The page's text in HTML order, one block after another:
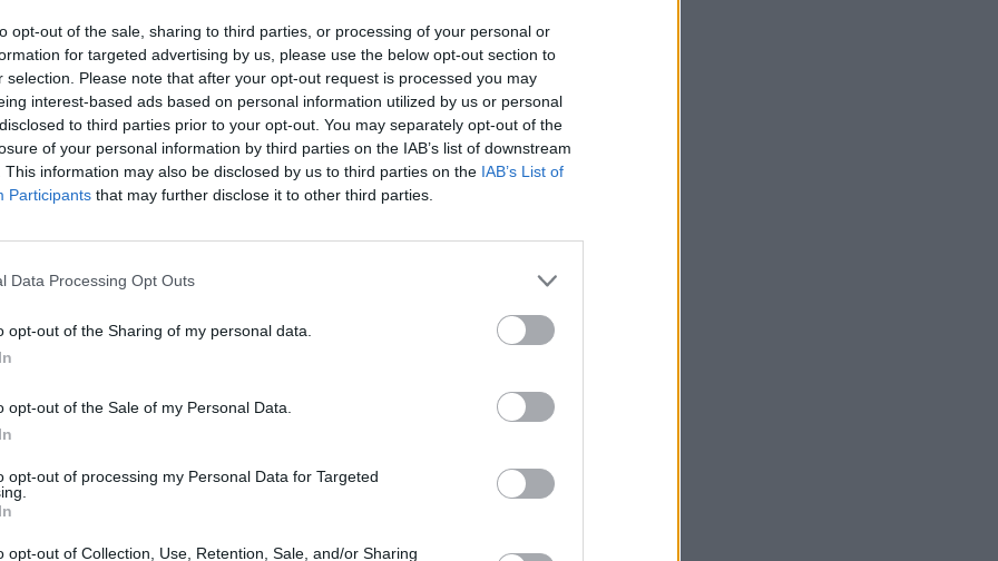
opt-out of the sale, sharing to third parties, or processing of your personal or
for targeted advertising by us, please use the below opt-out section to
selection. Please note that after your opt-out request is processed you may
interest-based ads based on personal information utilized by us or personal
to third parties prior to your opt-out. You may separately opt-out of the
of your personal information by third parties on the IAB’s list of downstream
This information may also be disclosed by us to third parties on the IAB’s List of
Participants that may further disclose it to other third parties.
Data Processing Opt Outs
opt-out of the Sharing of my personal data.
opt-out of the Sale of my Personal Data.
opt-out of processing my Personal Data for Targeted
opt-out of Collection, Use, Retention, Sale, and/or Sharing
Έξαλλος ο Γιώργος
και τον σάλο με το τραγούδι
«Ελευθέριος Βενιζέλος» και εκεί τον